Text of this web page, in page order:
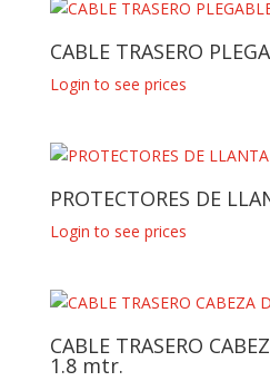
CABLE TRASERO
Login to see prices
PROTECTORES DE
Login to see prices
CABLE TRASERO
1.8 mtr.